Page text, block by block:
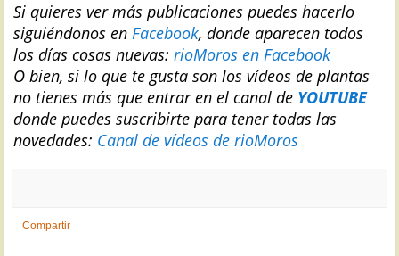
Si quieres ver más publicaciones puedes hacerlo
siguiéndonos en Facebook, donde aparecen todos
los días cosas nuevas: rioMoros en Facebook
O bien, si lo que te gusta son los vídeos de plantas
no tienes más que entrar en el canal de YOUTUBE
donde puedes suscribirte para tener todas las
novedades: Canal de vídeos de rioMoros
Compartir